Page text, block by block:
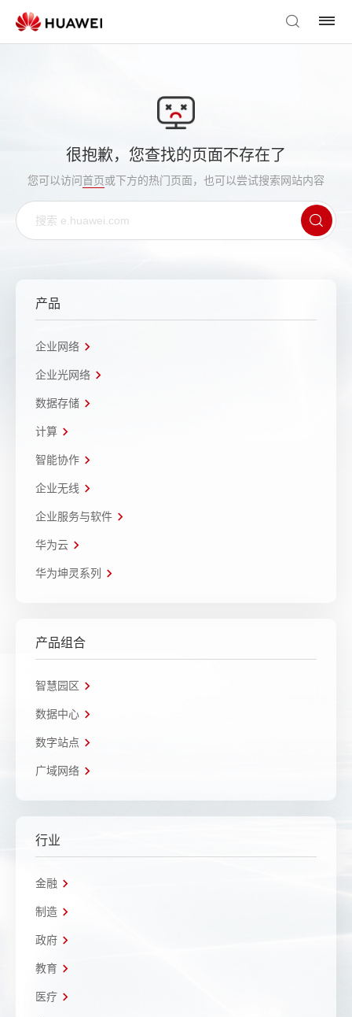
很抱歉，您查找的页面不存在了
您可以访问首页或下方的热门页面，也可以尝试搜索网站内容
产品
企业网络
企业光网络
数据存储
计算
智能协作
企业无线
企业服务与软件
华为云
华为坤灵系列
产品组合
智慧园区
数据中心
数字站点
广域网络
行业
金融
制造
政府
教育
医疗